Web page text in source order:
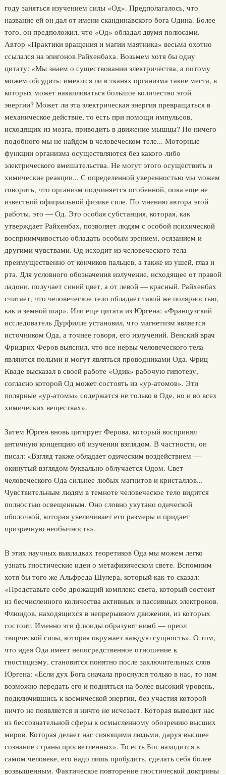
году заняться изучением силы «Од». Предполагалось, что
название ей он дал от имени скандинавского бога Одина. Более
того, он предположил, что «Од» обладал двумя полюсами.
Автор «Практики вращения и магии маятника» весьма охотно
ссылался на эпигонов Райхенбаха. Возьмем хотя бы одну
цитату: «Мы знаем о существовании электричества, а потому
можем обсудить: имеются ли в тканях организма такие места, в
которых может накапливаться большое количество этой
энергии? Может ли эта электрическая энергия превращаться в
механическое действие, то есть при помощи импульсов,
исходящих из мозга, приводить в движение мышцы? Но ничего
подобного мы не найдем в человеческом теле... Моторные
функции организма осуществляются без какого-либо
электрического вмешательства. Не могут этого осуществить и
химические реакции... С определенной уверенностью мы можем
говорить, что организм подчиняется особенной, пока еще не
известной официальной физике силе. По мнению автора этой
работы, это — Од. Это особая субстанция, которая, как
утверждает Райхенбах, позволяет людям с особой психической
восприимчивостью обладать особым зрением, осязанием и
другими чувствами. Од исходит из человеческого тела
преимущественно от кончиков пальцев, а также из ушей, глаз и
рта. Для условного обозначения излучение, исходящее от правой
ладони, получает синий цвет, а от левой — красный. Райхенбах
считает, что человеческое тело обладает такой же полярностью,
как и земной шар». Или еще цитата из Юргена: «Французский
исследователь Дурфилле установил, что магнетизм является
источником Ода, а точнее говоря, его излучений. Венский врач
Фридрих Феров выяснил, что все нервы человеческого тела
являются полыми и могут являться проводниками Ода. Фриц
Кваде высказал в своей работе «Одик» рабочую гипотезу,
согласно которой Од может состоять из «ур-атомов». Эти
полярные «ур-атомы» содержатся не только в Оде, но и во всех
химических веществах».
Затем Юрген вновь цитирует Ферова, который воспринял
античную концепцию об изучении взглядом. В частности, он
писал: «Взгляд также обладает одическим воздействием —
окинутый взглядом буквально облучается Одом. Свет
человеческого Ода сильнее любых магнитов и кристаллов...
Чувствительным людям в темноте человеческое тело видится
полностью освещенным. Оно словно укутано одической
оболочкой, которая увеличивает его размеры и придает
призрачную необычность».
В этих научных выкладках теоретиков Ода мы можем легко
узнать гностические идеи о метафизическом свете. Вспомним
хотя бы того же Альфреда Шулера, который как-то сказал:
«Представьте себе дрожащий комплекс света, который состоит
из бесчисленного количества активных и пассивных электронов.
Флюидов, находящихся в непрерывном движении, из которых
состоит. Именно эти флюиды образуют нимб — ореол
творческой силы, которая окружает каждую сущность». О том,
что идея Ода имеет непосредственное отношение к
гностицизму, становится понятно после заключительных слов
Юргена: «Если дух Бога сначала проснулся только в нас, то нам
возможно передать его и подняться на более высокий уровень,
подключившись к космической энергии, без участия которой
ничто не появляется и ничто не исчезает. Которая выводит нас
из бессознательной сферы к осмысленному обозрению высших
миров. Которая делает нас сияющими людьми, даруя высшее
сознание страны просветленных». То есть Бог находится в
самом человеке, его надо лишь пробудить, сделать себя более
возвышенным. Фактическое повторение гностической доктрины